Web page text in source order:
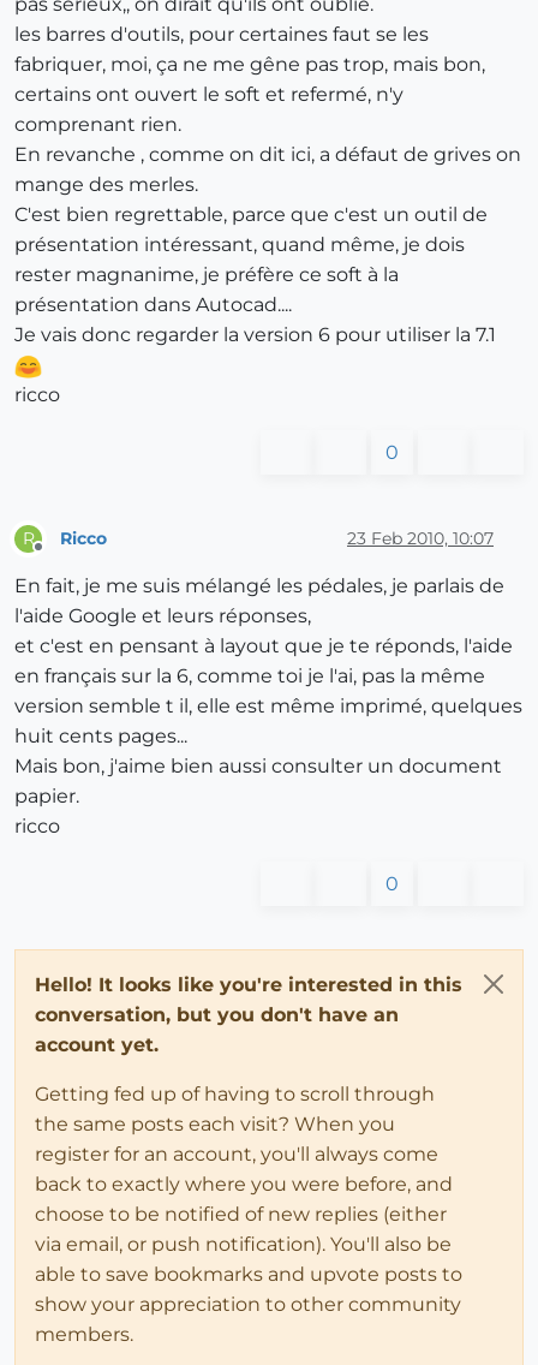
pas sérieux,, on dirait qu'ils ont oublié.
les barres d'outils, pour certaines faut se les
fabriquer, moi, ça ne me gêne pas trop, mais bon,
certains ont ouvert le soft et refermé, n'y
comprenant rien.
En revanche , comme on dit ici, a défaut de grives on
mange des merles.
C'est bien regrettable, parce que c'est un outil de
présentation intéressant, quand même, je dois
rester magnanime, je préfère ce soft à la
présentation dans Autocad....
Je vais donc regarder la version 6 pour utiliser la 7.1
ricco
0
R Ricco 23 Feb 2010, 10:07
En fait, je me suis mélangé les pédales, je parlais de
l'aide Google et leurs réponses,
et c'est en pensant à layout que je te réponds, l'aide
en français sur la 6, comme toi je l'ai, pas la même
version semble t il, elle est même imprimé, quelques
huit cents pages...
Mais bon, j'aime bien aussi consulter un document
papier.
ricco
0
Hello! It looks like you're interested in this
conversation, but you don't have an
account yet.
Getting fed up of having to scroll through
the same posts each visit? When you
register for an account, you'll always come
back to exactly where you were before, and
choose to be notified of new replies (either
via email, or push notification). You'll also be
able to save bookmarks and upvote posts to
show your appreciation to other community
members.